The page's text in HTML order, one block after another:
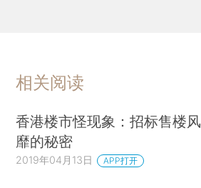
相关阅读
香港楼市怪现象：招标售楼风
靡的秘密
2019年04月13日 APP打开